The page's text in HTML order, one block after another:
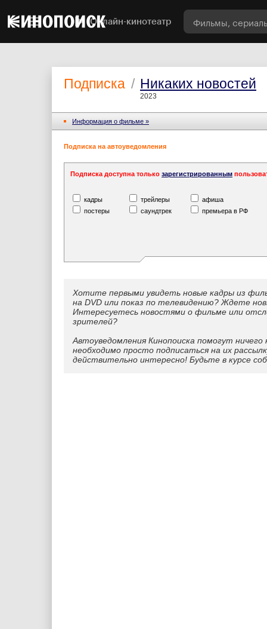
Онлайн-кинотеатр
Подписка / Никаких новостей
2023
Информация o фильме »
Подписка на автоуведомления
Подписка доступна только зарегистрированным
кадры трейлеры
афиша
постеры
саундтрек премьера в РФ
Хотите первыми увидеть новые кадры из
на DVD или показ по телевидению? Ждете
Интересуетесь новостями о фильме или
зрителей?
Автоуведомления Кинопоиска помогут
необходимо просто подписаться на их
действительно интересно! Будьте в курсе